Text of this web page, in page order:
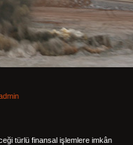
türlü finansal işlemlere imkân